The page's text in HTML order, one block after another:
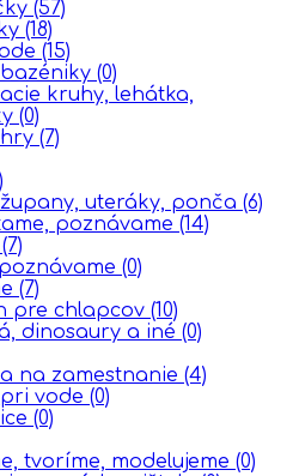
(57)
(18)
(15)
(0)
kruhy, lehátka,
(0)
(7)
uteráky, ponča (6)
poznávame (14)
(7)
(0)
(7)
pre chlapcov (10)
dinosaury a iné (0)
na zamestnanie (4)
vode (0)
(0)
tvoríme, modelujeme (0)